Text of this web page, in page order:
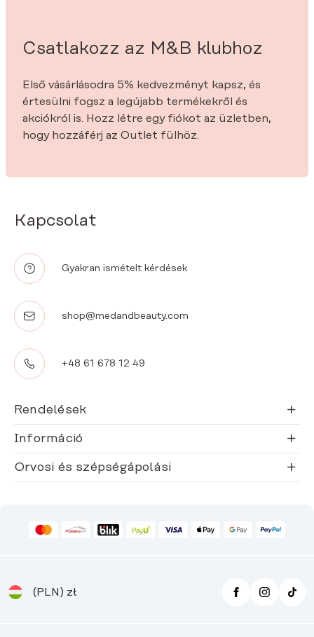
Kapcsolat
Gyakran ismételt kérdések
shop@medandbeauty.com
+48 61 678 12 49
Rendelések
Információ
Orvosi és szépségápolási
Csatlakozz az M&B klubhoz
Első vásárlásodra 5% kedvezményt kapsz, és
értesülni fogsz a legújabb termékekről és
akciókról is. Hozz létre egy fiókot az üzletben,
hogy hozzáférj az Outlet fülhöz.
(PLN) zł